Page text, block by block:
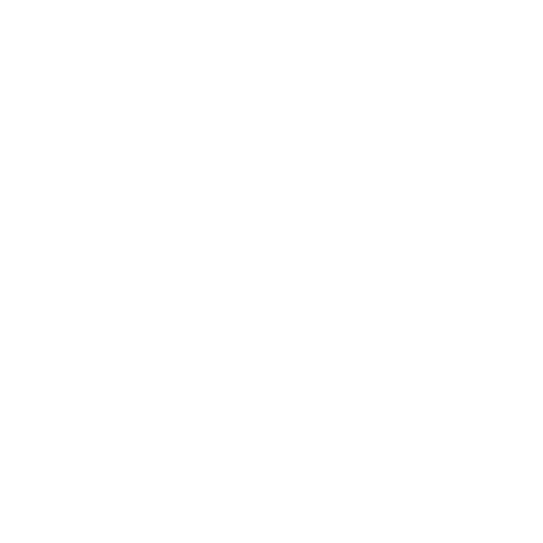
(prípadne za poplatok), trezorom (prípadne za poplatok) a TV s